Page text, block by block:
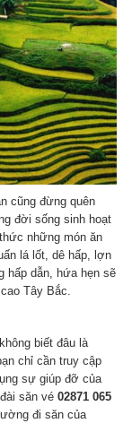
cũng đừng quên
đời sống sinh hoạt
những món ăn
lá lốt, dê hấp, lợn
hấp dẫn, hứa hẹn sẽ
Tây Bắc.
biết đâu là
chỉ cần truy cập
sự giúp đỡ của
đài săn vé02871 065
đi săn của